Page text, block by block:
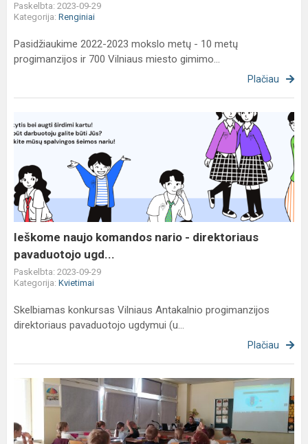
Paskelbta: 2023-09-29
Kategorija: Renginiai
Pasidžiaukime 2022-2023 mokslo metų - 10 metų
progimanzijos ir 700 Vilniaus miesto gimimo...
Plačiau
Ieškome
naujo
nario
-
direktoriaus
pavaduotojo
ugd...
Ieškome naujo komandos nario - direktoriaus
pavaduotojo ugd...
Paskelbta: 2023-09-29
Kategorija: Kvietimai
Skelbiamas konkursas Vilniaus Antakalnio progimanzijos
direktoriaus pavaduotojo ugdymui (u...
Plačiau
Saugaus
pirmų